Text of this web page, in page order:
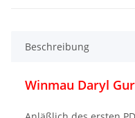
Beschreibung
Winmau Daryl